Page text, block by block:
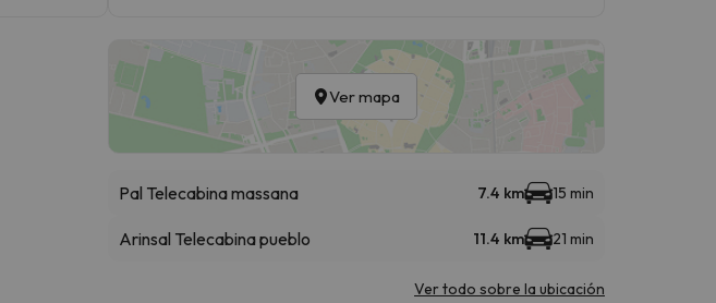
Ver mapa
Pal Telecabina massana 7.4 km 15 min
Arinsal Telecabina pueblo 11.4 km 21 min
Ver todo sobre la ubicación